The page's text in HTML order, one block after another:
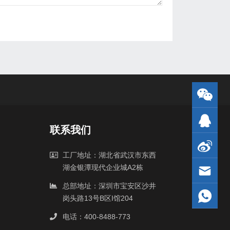
联系我们
工厂地址：湖北省武汉市东西
湖金银潭现代企业城A2栋
总部地址：深圳市宝安区沙井
岗头路13号B区I馆204
电话：400-8488-773